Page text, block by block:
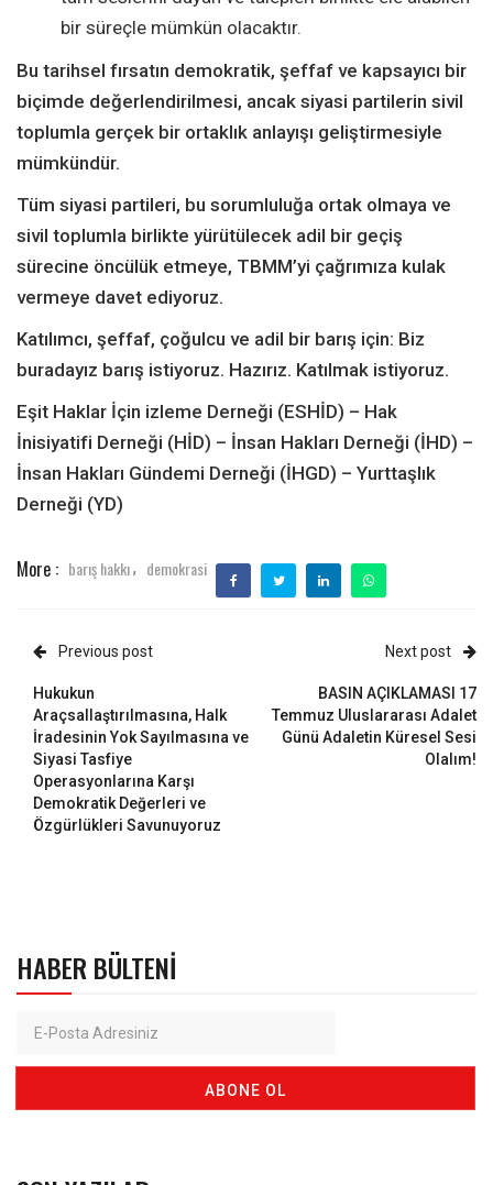
bir süreçle mümkün olacaktır.
Bu tarihsel fırsatın demokratik, şeffaf ve kapsayıcı bir
biçimde değerlendirilmesi, ancak siyasi partilerin sivil
toplumla gerçek bir ortaklık anlayışı geliştirmesiyle
mümkündür.
Tüm siyasi partileri, bu sorumluluğa ortak olmaya ve
sivil toplumla birlikte yürütülecek adil bir geçiş
sürecine öncülük etmeye, TBMM’yi çağrımıza kulak
vermeye davet ediyoruz.
Katılımcı, şeffaf, çoğulcu ve adil bir barış için: Biz
buradayız barış istiyoruz. Hazırız. Katılmak istiyoruz.
Eşit Haklar İçin izleme Derneği (ESHİD) – Hak
İnisiyatifi Derneği (HİD) – İnsan Hakları Derneği (İHD) –
İnsan Hakları Gündemi Derneği (İHGD) – Yurttaşlık
Derneği (YD)
More : barış hakkı, demokrasi
Previous post
Hukukun
Araçsallaştırılmasına, Halk
İradesinin Yok Sayılmasına ve
Siyasi Tasfiye
Operasyonlarına Karşı
Demokratik Değerleri ve
Özgürlükleri Savunuyoruz
Next post
BASIN AÇIKLAMASI 17
Temmuz Uluslararası Adalet
Günü Adaletin Küresel Sesi
Olalım!
HABER BÜLTENI